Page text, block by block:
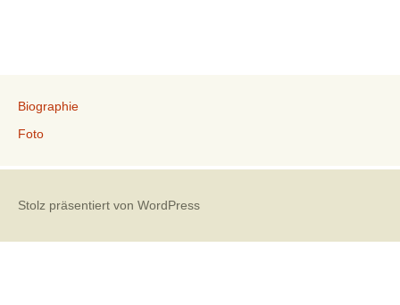
Biographie
Foto
Stolz präsentiert von WordPress